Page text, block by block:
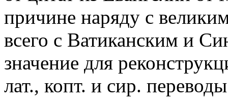
причине наряду с
всего с Ватиканским и
значение для
лат., копт. и сир.